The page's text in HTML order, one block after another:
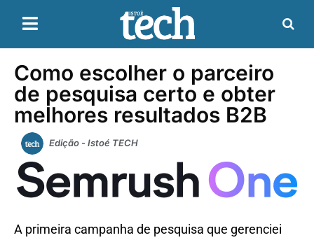
Como escolher o parceiro
de pesquisa certo e obter
melhores resultados B2B
Edição - Istoé TECH
A primeira campanha de pesquisa que gerenciei